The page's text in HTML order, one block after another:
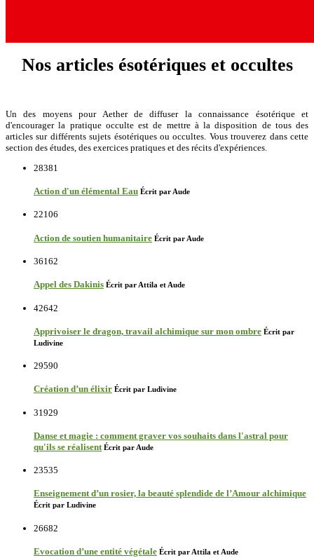
Nos articles ésotériques et occultes
Un des moyens pour Aether de diffuser la connaissance ésotérique et
d'encourager la pratique occulte est de mettre à la disposition de tous des
articles sur différents sujets ésotériques ou occultes. Vous trouverez dans cette
section des études, des exercices pratiques et des récits d'expériences.
28381
Action d'un élémental Eau Écrit par Aude
22106
Action de soutien humanitaire Écrit par Aude
36162
Appel des Dakinis Écrit par Attila et Aude
42642
Apprivoiser le dragon, travail alchimique sur mon ombre Écrit par
Ludivine
29590
Création d’un élixir Écrit par Ludivine
31929
Danse et magie : comment graver vos souhaits dans l'astral pour
qu'ils se réalisent Écrit par Aude
23535
Enseignement d’un rosier, la beauté splendide de l’Amour alchimique
Écrit par Ludivine
26682
Evocation d’une entité végétale Écrit par Attila et Aude